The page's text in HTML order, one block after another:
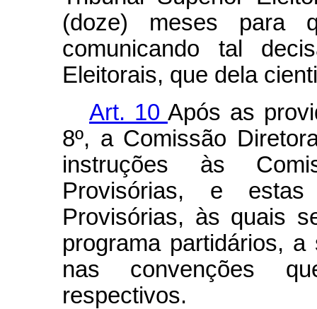
(doze) meses para
comunicando tal
Eleitorais, que dela
Art. 10 Após as
8º, a Comissão
instruções às
Provisórias, e
Provisórias, às quais
programa partidários,
nas convenções
respectivos.